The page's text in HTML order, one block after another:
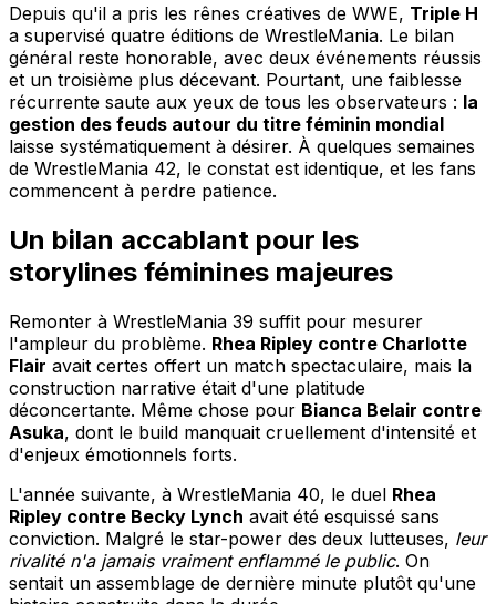
Depuis qu'il a pris les rênes créatives de WWE, Triple H
a supervisé quatre éditions de WrestleMania. Le bilan
général reste honorable, avec deux événements réussis
et un troisième plus décevant. Pourtant, une faiblesse
récurrente saute aux yeux de tous les observateurs : la
gestion des feuds autour du titre féminin mondial
laisse systématiquement à désirer. À quelques semaines
de WrestleMania 42, le constat est identique, et les fans
commencent à perdre patience.
Un bilan accablant pour les
storylines féminines majeures
Remonter à WrestleMania 39 suffit pour mesurer
l'ampleur du problème. Rhea Ripley contre Charlotte
Flair avait certes offert un match spectaculaire, mais la
construction narrative était d'une platitude
déconcertante. Même chose pour Bianca Belair contre
Asuka, dont le build manquait cruellement d'intensité et
d'enjeux émotionnels forts.
L'année suivante, à WrestleMania 40, le duel Rhea
Ripley contre Becky Lynch avait été esquissé sans
conviction. Malgré le star-power des deux lutteuses, leur
rivalité n'a jamais vraiment enflammé le public. On
sentait un assemblage de dernière minute plutôt qu'une